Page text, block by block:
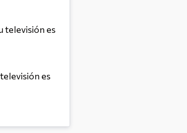
televisión es
televisión es